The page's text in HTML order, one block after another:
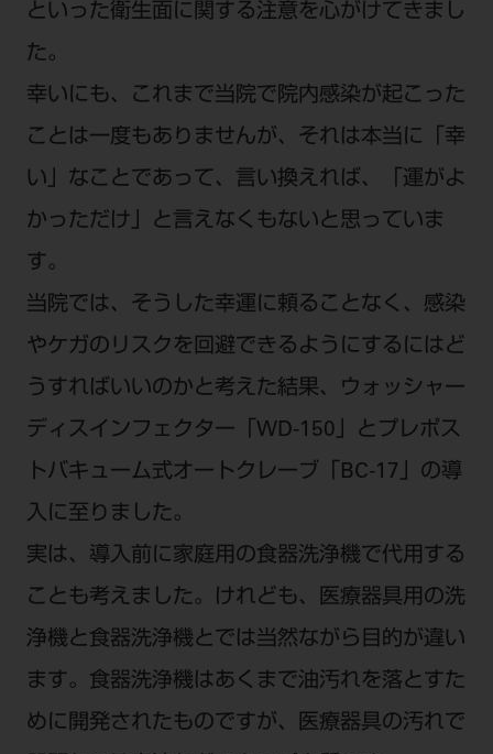
といった衛生面に関する注意を心がけてきまし
た。
幸いにも、これまで当院で院内感染が起こった
ことは一度もありませんが、それは本当に「幸
い」なことであって、言い換えれば、「運がよ
かっただけ」と言えなくもないと思っていま
す。
当院では、そうした幸運に頼ることなく、感染
やケガのリスクを回避できるようにするにはど
うすればいいのかと考えた結果、ウォッシャー
ディスインフェクター「WD-150」とプレポス
トバキューム式オートクレーブ「BC-17」の導
入に至りました。
実は、導入前に家庭用の食器洗浄機で代用する
ことも考えました。けれども、医療器具用の洗
浄機と食器洗浄機とでは当然ながら目的が違い
ます。食器洗浄機はあくまで油汚れを落とすた
めに開発されたものですが、医療器具の汚れで
広島
0800-222-8020
（無料）
FAX /0800-222-6480（無料）
す。
受付時間 月～金 9:00～17:00 （祝日・夏季休
暇、年末年始を除く）
ディーラー様におかれましては、モリタ各担当営
業所へお問い合わせ願います。
企業情報
個人情報保護方針 特定商取引について
ご利用規約 SNSアカウント利用規約